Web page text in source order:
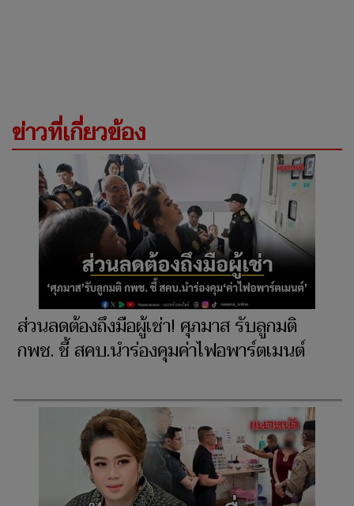
ข่าวที่เกี่ยวข้อง
ส่วนลดต้องถึงมือผู้เช่า! ศุภมาส รับลูกมติ
กพช. ชี้ สคบ.นำร่องคุมค่าไฟอพาร์ตเมนต์